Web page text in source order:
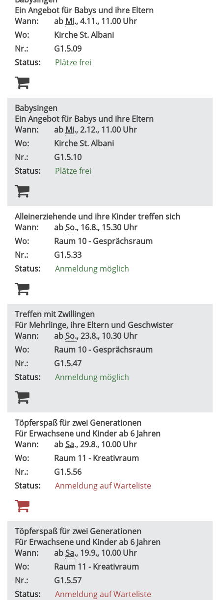
Ein Angebot für Babys und ihre Eltern
Wann:
ab Mi., 4.11., 11.00 Uhr
Wo:
Kirche St. Albani
Nr.:
G1.5.09
Status:
Plätze frei
Babysingen
Ein Angebot für Babys und ihre Eltern
Wann:
ab Mi., 2.12., 11.00 Uhr
Wo:
Kirche St. Albani
Nr.:
G1.5.10
Status:
Plätze frei
Alleinerziehende und ihre Kinder treffen sich
Wann:
abSo., 16.8., 15.30 Uhr
Wo:
Raum 10 - Gesprächsraum
Nr.:
G1.5.33
Status:
Anmeldung möglich
Treffen mit Zwillingen
Für Mehrlinge, ihre Eltern und Geschwister
Wann:
abSo., 23.8., 10.30 Uhr
Wo:
Raum 10 - Gesprächsraum
Nr.:
G1.5.47
Status:
Anmeldung möglich
Töpferspaß für zwei Generationen
Für Erwachsene und Kinder ab 6 Jahren
Wann:
abSa., 29.8., 10.00 Uhr
Wo:
Raum 11 - Kreativraum
Nr.:
G1.5.56
Status:
Anmeldung auf Warteliste
Töpferspaß für zwei Generationen
Für Erwachsene und Kinder ab 6 Jahren
Wann:
abSa., 19.9., 10.00 Uhr
Wo:
Raum 11 - Kreativraum
Nr.:
G1.5.57
Status:
Anmeldung auf Warteliste